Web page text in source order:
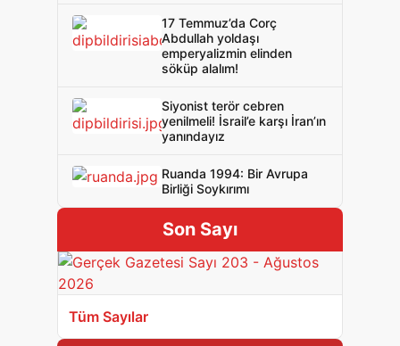
17 Temmuz’da Corç
Abdullah yoldaşı
emperyalizmin elinden
söküp alalım!
Siyonist terör cebren
yenilmeli! İsrail’e karşı İran’ın
yanındayız
Ruanda 1994: Bir Avrupa
Birliği Soykırımı
Son Sayı
Tüm Sayılar